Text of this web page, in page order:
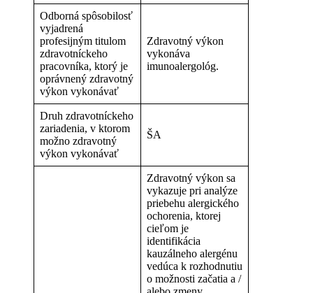
Odborná spôsobilosť
vyjadrená
profesijným titulom
zdravotníckeho
pracovníka, ktorý je
oprávnený zdravotný
výkon vykonávať
Zdravotný výkon
vykonáva
imunoalergológ.
Druh zdravotníckeho
zariadenia, v ktorom
možno zdravotný
výkon vykonávať
ŠA
Zdravotný výkon sa
vykazuje pri analýze
priebehu alergického
ochorenia, ktorej
cieľom je
identifikácia
kauzálneho alergénu
vedúca k rozhodnutiu
o možnosti začatia a /